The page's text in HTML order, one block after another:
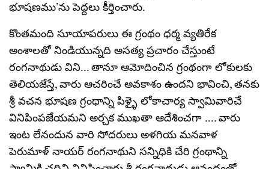
భూషణము’ను పెద్దలు కీర్తించారు.
కొంతమంది సూయాపరులు ఈ గ్రంథం ధర్మ వ్యతిరేక
అంశాలతో నిండియున్నది అసత్య ప్రచారం చేస్తుంటే
రంగనాథుడు విని… తానూ ఆమోదించిన గ్రంథంగా లోకులకు
తెలియజేస్తే, వారు ఆచరించే అవకాశం ఉందని భావించి, తనకు
శ్రీ వచన భూషణ గ్రంథాన్ని పిళ్ళై లోకాచార్య స్వామివారిచే
వినిపింపజేయమని అర్చక ముఖతా ఆదేశించగా …. వారు
ఇంట లేనందున వారి సోదరులు అళగియ మనవాళ
పెరుమాళ్ నాయర్ రంగనాథుని సన్నిధికి చేరి గ్రంథాన్ని